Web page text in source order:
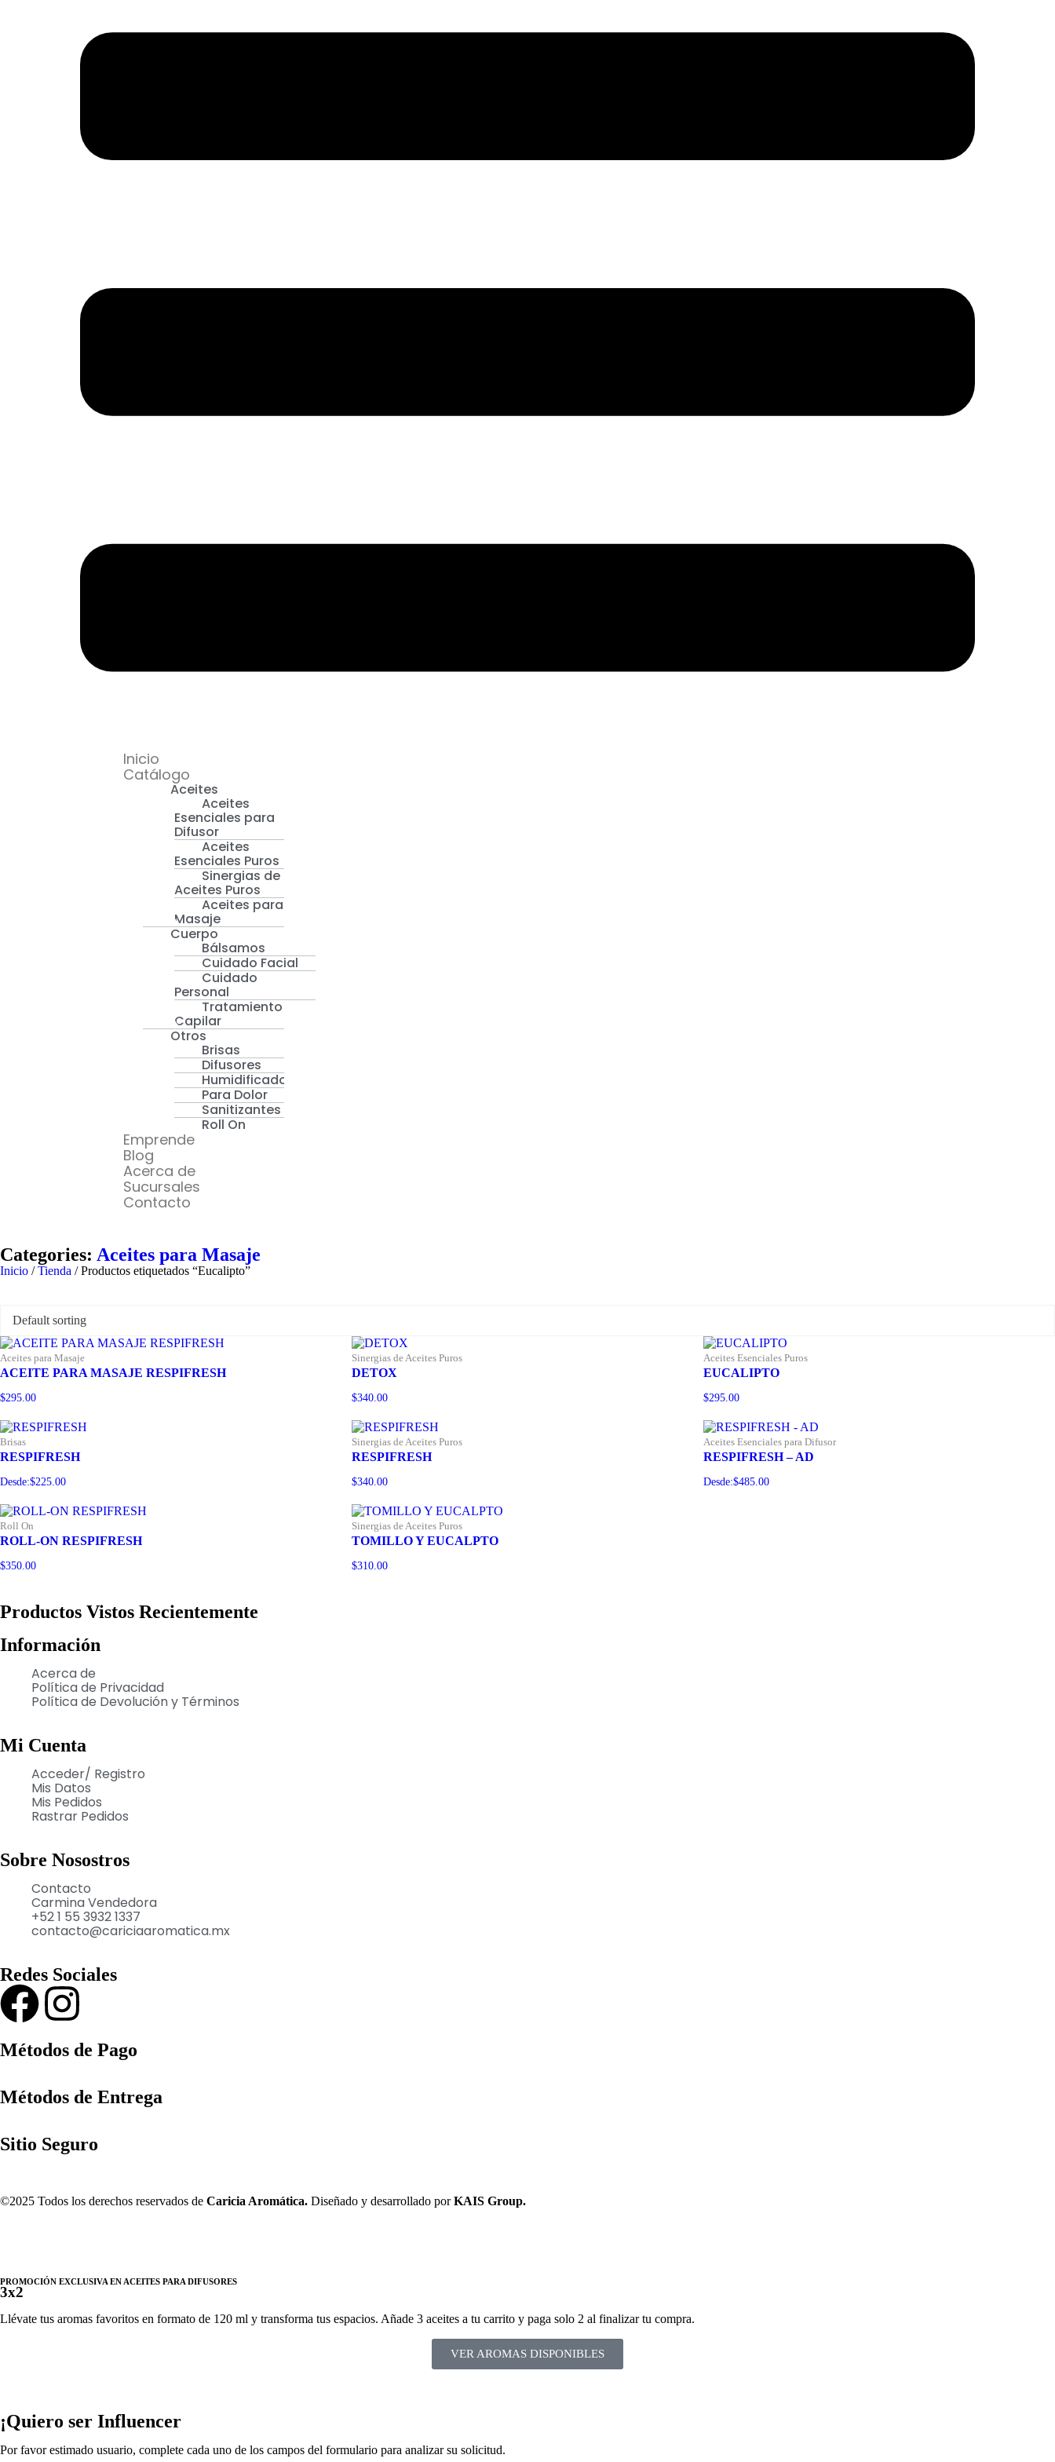
Inicio
Catálogo
Aceites
Aceites
Esenciales para
Difusor
Aceites
Esenciales Puros
Sinergias de
Aceites Puros
Aceites para
Masaje
Cuerpo
Bálsamos
Cuidado Facial
Cuidado
Personal
Tratamiento
Capilar
Otros
Brisas
Difusores
Humidificadores
Para Dolor
Sanitizantes
Roll On
Emprende
Blog
Acerca de
Sucursales
Contacto
Categories: Aceites para Masaje
Inicio /Tienda / Productos etiquetados “Eucalipto”
Aceites para Masaje
ACEITE PARA MASAJE RESPIFRESH
$295.00
Sinergias de Aceites Puros
DETOX
$340.00
Aceites Esenciales Puros
EUCALIPTO
$295.00
Brisas
RESPIFRESH
Desde:$225.00
Sinergias de Aceites Puros
RESPIFRESH
$340.00
Aceites Esenciales para Difusor
RESPIFRESH – AD
Desde:$485.00
Roll On
ROLL-ON RESPIFRESH
$350.00
Sinergias de Aceites Puros
TOMILLO Y EUCALPTO
$310.00
Productos Vistos Recientemente
Información
Acerca de
Política de Privacidad
Política de Devolución y Términos
Mi Cuenta
Acceder/ Registro
Mis Datos
Mis Pedidos
Rastrar Pedidos
Sobre Nosostros
Contacto
Carmina Vendedora
+52 1 55 3932 1337
contacto@cariciaaromatica.mx
Redes Sociales
Métodos de Pago
Métodos de Entrega
Sitio Seguro
©2025 Todos los derechos reservados de Caricia Aromática. Diseñado y desarrollado porKAIS Group.
PROMOCIÓN EXCLUSIVA EN ACEITES PARA DIFUSORES
3x2
Llévate tus aromas favoritos en formato de 120 ml y transforma tus espacios. Añade 3 aceites a tu carrito y paga solo 2 al finalizar tu compra.
VER AROMAS DISPONIBLES
¡Quiero ser Influencer
Por favor estimado usuario, complete cada uno de los campos del formulario para analizar su solicitud.